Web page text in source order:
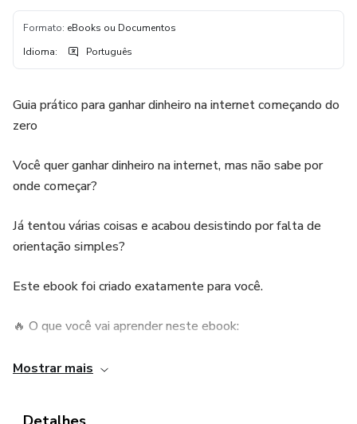
Formato: eBooks ou Documentos
Idioma: Português
Guia prático para ganhar dinheiro na internet começando do
zero
Você quer ganhar dinheiro na internet, mas não sabe por
onde começar?
Já tentou várias coisas e acabou desistindo por falta de
orientação simples?
Este ebook foi criado exatamente para você.
🔥 O que você vai aprender neste ebook:
✅ Como funciona o mercado digital de forma simples
Mostrar mais